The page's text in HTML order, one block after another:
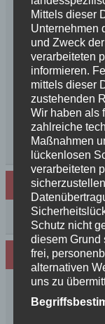
geboren++
schwanger++
So schön,
Lilly´s
Innigkeit,
Unsere
Urlaubsgrüße
Archiv
Archiv
Wir sind
Mittels dieser
Unternehmen
und Zweck
verarbeiteten
informieren.
mittels dieser
zustehenden
Wir haben als
zahlreiche
Maßnahmen
lückenlosen
verarbeiteten
Schutz nicht
diesem Grund
frei,
alternativen
uns zu